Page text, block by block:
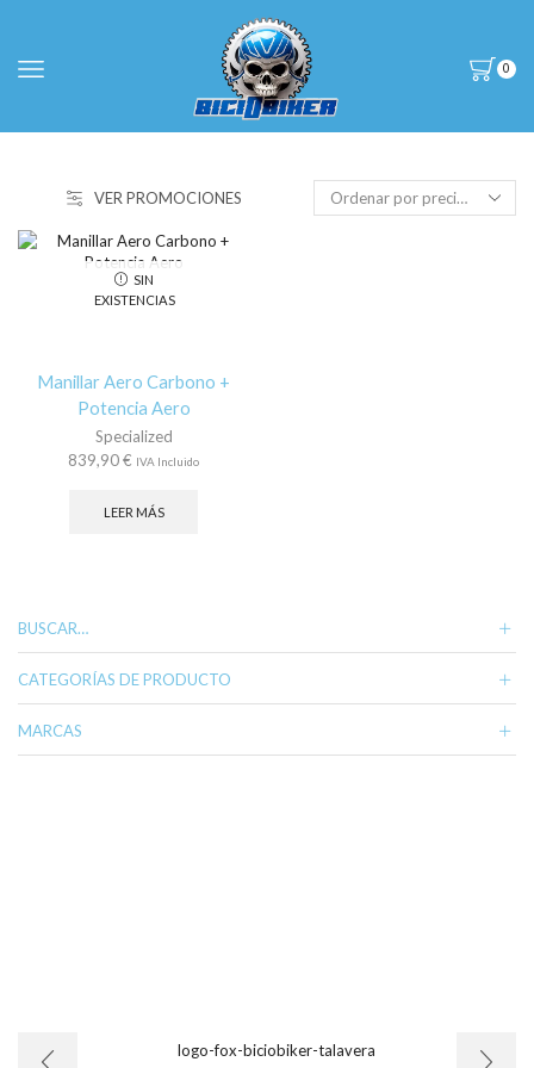
0
VER PROMOCIONES
SIN
EXISTENCIAS
Manillar Aero Carbono +
Potencia Aero
Specialized
839,90€ IVA Incluido
LEER MÁS
BUSCAR…
CATEGORÍAS DE PRODUCTO
MARCAS